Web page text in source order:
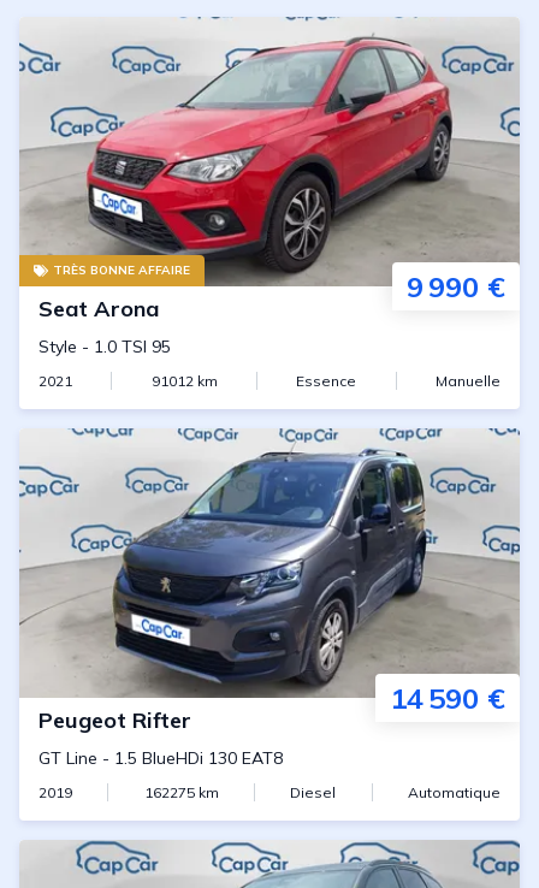
TRÈS BONNE AFFAIRE 9 990 €
Seat Arona
Style - 1.0 TSI 95
2021 91012km Essence Manuelle
14 590 €
Peugeot Rifter
GT Line - 1.5 BlueHDi 130 EAT8
2019 162275km Diesel Automatique